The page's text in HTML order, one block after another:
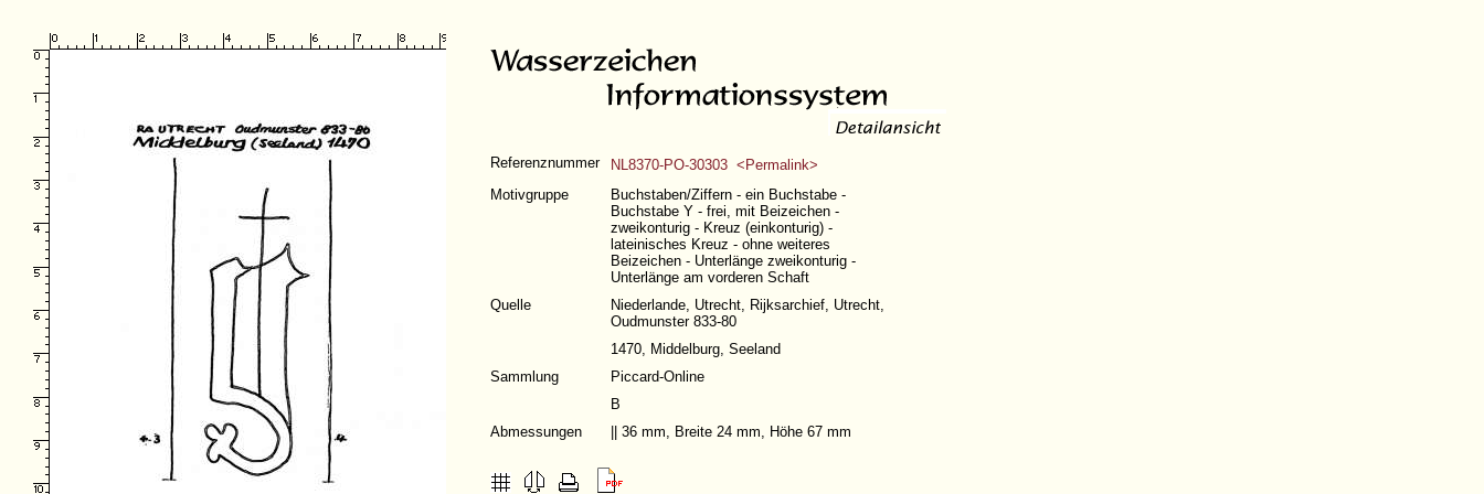
Referenznummer
NL8370-PO-30303 <Permalink>
Motivgruppe
Buchstaben/Ziffern - ein Buchstabe -
Buchstabe Y - frei, mit Beizeichen -
zweikonturig - Kreuz (einkonturig) -
lateinisches Kreuz - ohne weiteres
Beizeichen - Unterlänge zweikonturig -
Unterlänge am vorderen Schaft
Quelle
Niederlande, Utrecht, Rijksarchief, Utrecht,
Oudmunster 833-80
1470, Middelburg, Seeland
Sammlung
Piccard-Online
B
Abmessungen
|| 36 mm, Breite 24 mm, Höhe 67 mm